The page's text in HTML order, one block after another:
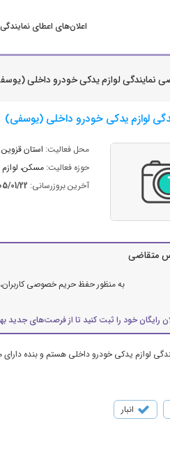
اعلان‌های اعطای نمایندگی
نمایندگی لوازم یدکی خودرو داخلی
لوازم یدکی خودرو داخلی (یوسفی)
محل فعالیت: استان قزوین
حوزه فعالیت: مسکن،
آخرین بروزرسانی: 01/22
متقاضی
به منظور حفظ حریم خصوصی
رایگان خود را ثبت کنید تا از فرصت‌های جدید
لوازم یدکی خودرو داخلی هستم و بنده دارای
انبار